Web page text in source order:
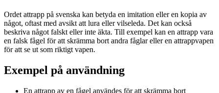
Ordet attrapp på svenska kan betyda en imitation eller en kopia av
något, oftast med avsikt att lura eller vilseleda. Det kan också
beskriva något falskt eller inte äkta. Till exempel kan en attrapp vara
en falsk fågel för att skrämma bort andra fåglar eller en attrappvapen
för att se ut som riktigt vapen.
Exempel på användning
En attrapp av en fågel användes för att skrämma bort